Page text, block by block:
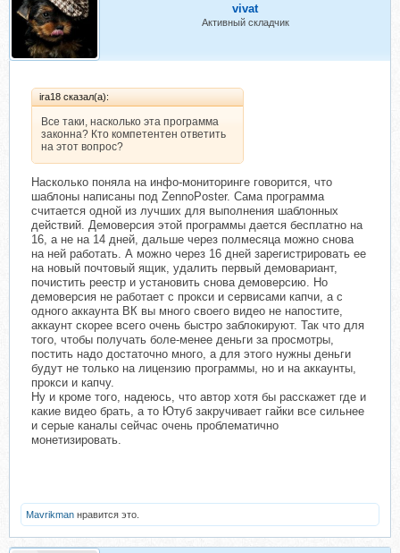
vivat
Активный складчик
ira18 сказал(а):
Все таки, насколько эта программа
законна? Кто компетентен ответить
на этот вопрос?
Насколько поняла на инфо-мониторинге говорится, что
шаблоны написаны под ZennoPoster. Сама программа
считается одной из лучших для выполнения шаблонных
действий. Демоверсия этой программы дается бесплатно на
16, а не на 14 дней, дальше через полмесяца можно снова
на ней работать. А можно через 16 дней зарегистрировать ее
на новый почтовый ящик, удалить первый демовариант,
почистить реестр и установить снова демоверсию. Но
демоверсия не работает с прокси и сервисами капчи, а с
одного аккаунта ВК вы много своего видео не напостите,
аккаунт скорее всего очень быстро заблокируют. Так что для
того, чтобы получать боле-менее деньги за просмотры,
постить надо достаточно много, а для этого нужны деньги
будут не только на лицензию программы, но и на аккаунты,
прокси и капчу.
Ну и кроме того, надеюсь, что автор хотя бы расскажет где и
какие видео брать, а то Ютуб закручивает гайки все сильнее
и серые каналы сейчас очень проблематично
монетизировать.
Mavrikman нравится это.